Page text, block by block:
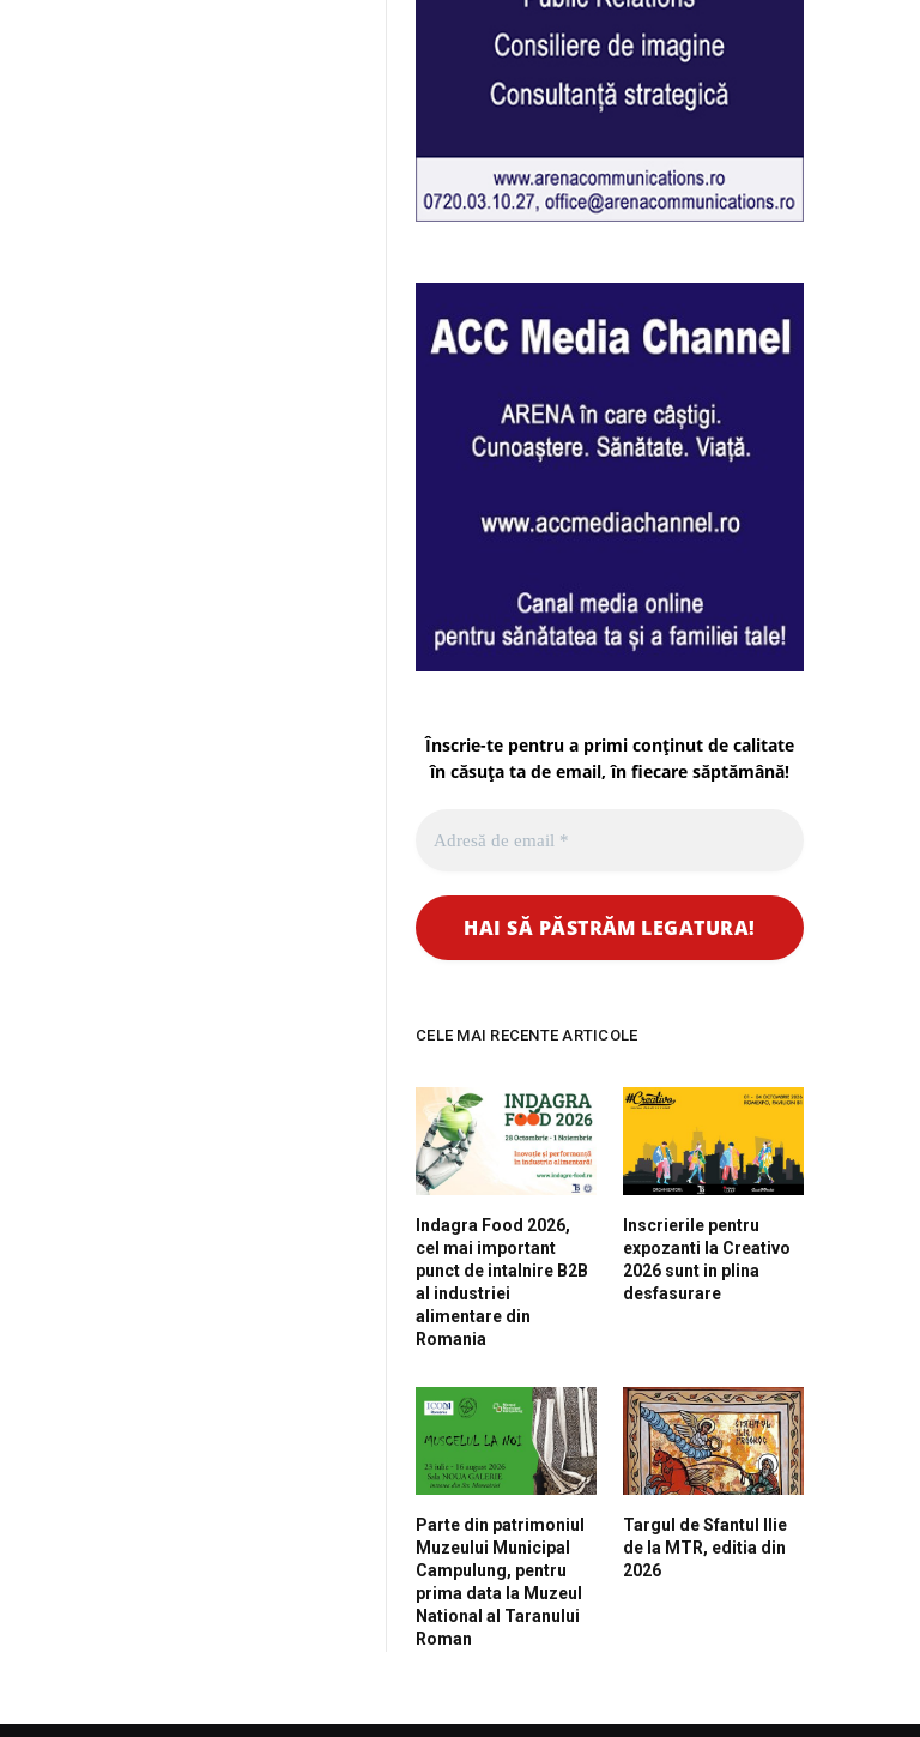
Înscrie-te pentru a primi conținut de calitate
în căsuța ta de email, în fiecare săptămână!
CELE MAI RECENTE ARTICOLE
Indagra Food 2026,
cel mai important
punct de intalnire B2B
al industriei
alimentare din
Romania
Inscrierile pentru
expozanti la Creativo
2026 sunt in plina
desfasurare
Parte din patrimoniul
Muzeului Municipal
Campulung, pentru
prima data la Muzeul
National al Taranului
Roman
Targul de Sfantul Ilie
de la MTR, editia din
2026